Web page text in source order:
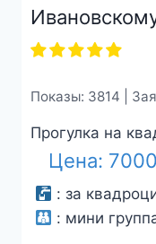
Показы: 3814 |
Прогулка на
Цена: 7000
: за
: мини